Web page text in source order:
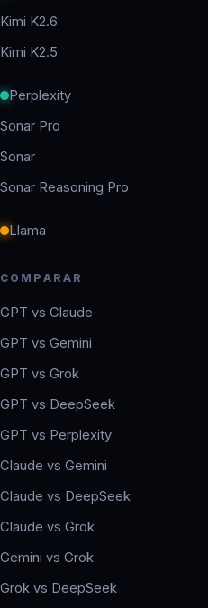
Kimi K2.6
Kimi K2.5
Perplexity
Sonar Pro
Sonar
Sonar Reasoning Pro
Llama
COMPARAR
GPT vs Claude
GPT vs Gemini
GPT vs Grok
GPT vs DeepSeek
GPT vs Perplexity
Claude vs Gemini
Claude vs DeepSeek
Claude vs Grok
Gemini vs Grok
Grok vs DeepSeek